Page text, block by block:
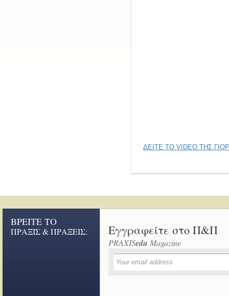
ΔΕΙΤΕ ΤΟ VIDEO ΤΗΣ
ΒΡΕΙΤΕ ΤΟ
ΠΡΑΞΙΣ & ΠΡΑΞΕΙΣ: Εγγραφείτε στο Π&Π
PRAXISedu Magazine